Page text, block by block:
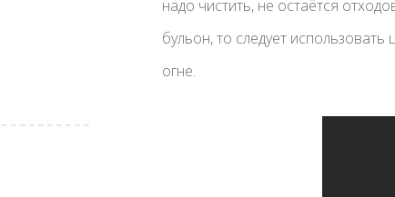
надо чистить, не остаётся
бульон, то следует
огне.